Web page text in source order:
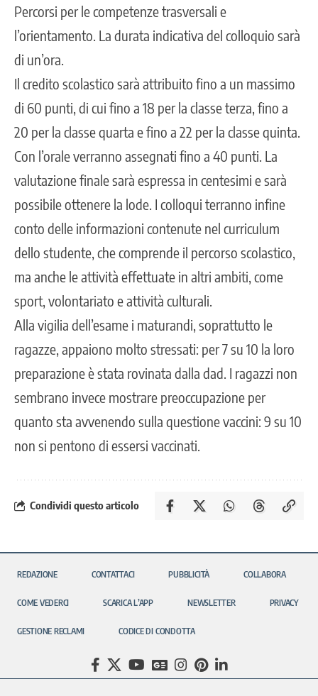
Percorsi per le competenze trasversali e
l’orientamento. La durata indicativa del colloquio sarà
di un’ora.
Il credito scolastico sarà attribuito fino a un massimo
di 60 punti, di cui fino a 18 per la classe terza, fino a
20 per la classe quarta e fino a 22 per la classe quinta.
Con l’orale verranno assegnati fino a 40 punti. La
valutazione finale sarà espressa in centesimi e sarà
possibile ottenere la lode. I colloqui terranno infine
conto delle informazioni contenute nel curriculum
dello studente, che comprende il percorso scolastico,
ma anche le attività effettuate in altri ambiti, come
sport, volontariato e attività culturali.
Alla vigilia dell’esame i maturandi, soprattutto le
ragazze, appaiono molto stressati: per 7 su 10 la loro
preparazione è stata rovinata dalla dad. I ragazzi non
sembrano invece mostrare preoccupazione per
quanto sta avvenendo sulla questione vaccini: 9 su 10
non si pentono di essersi vaccinati.
Condividi questo articolo
REDAZIONE CONTATTACI PUBBLICITÀ COLLABORA
COME VEDERCI SCARICA L’APP NEWSLETTER PRIVACY
GESTIONE RECLAMI CODICE DI CONDOTTA